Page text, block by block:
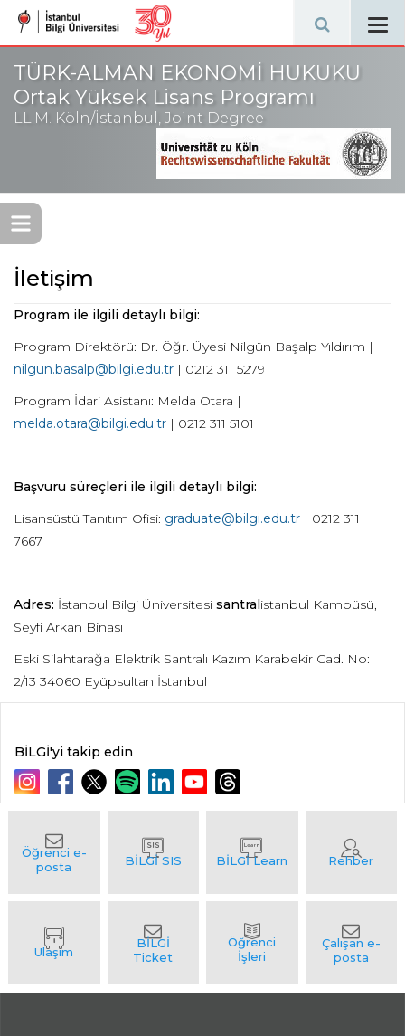
TÜRK-ALMAN EKONOMİ HUKUKU
Ortak Yüksek Lisans Programı
LL.M. Köln/İstanbul, Joint Degree
İletişim
Program ile ilgili detaylı bilgi:
Program Direktörü: Dr. Öğr. Üyesi Nilgün Başalp Yıldırım |
nilgun.basalp@bilgi.edu.tr | 0212 311 5279
Program İdari Asistanı: Melda Otara |
melda.otara@bilgi.edu.tr | 0212 311 5101
Başvuru süreçleri ile ilgili detaylı bilgi:
Lisansüstü Tanıtım Ofisi: graduate@bilgi.edu.tr | 0212 311
7667
Adres: İstanbul Bilgi Üniversitesi santralistanbul Kampüsü,
Seyfi Arkan Binası
Eski Silahtarağa Elektrik Santralı Kazım Karabekir Cad. No:
2/13 34060 Eyüpsultan İstanbul
BİLGİ'yi takip edin